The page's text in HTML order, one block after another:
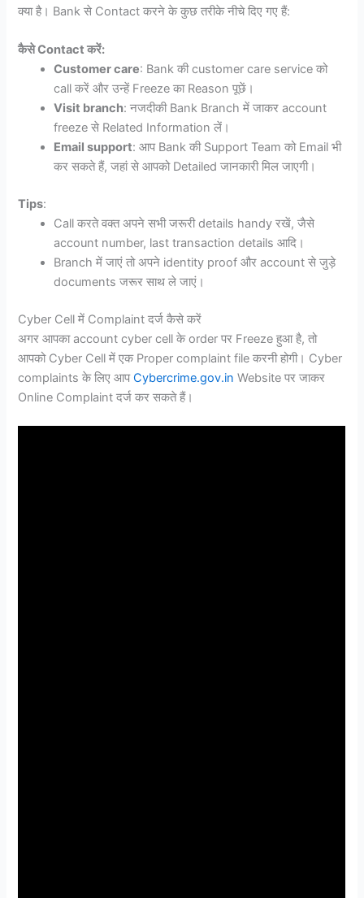
क्या है। Bank से Contact करने के कुछ तरीके नीचे दिए गए हैं:
कैसे Contact करें:
Customer care: Bank की customer care service को
call करें और उन्हें Freeze का Reason पूछें।
Visit branch: नजदीकी Bank Branch में जाकर account
freeze से Related Information लें।
Email support: आप Bank की Support Team को Email भी
कर सकते हैं, जहां से आपको Detailed जानकारी मिल जाएगी।
Tips:
Call करते वक्त अपने सभी जरूरी details handy रखें, जैसे
account number, last transaction details आदि।
Branch में जाएं तो अपने identity proof और account से जुड़े
documents जरूर साथ ले जाएं।
Cyber Cell में Complaint दर्ज कैसे करें
अगर आपका account cyber cell के order पर Freeze हुआ है, तो
आपको Cyber Cell में एक Proper complaint file करनी होगी। Cyber
complaints के लिए आप Cybercrime.gov.in Website पर जाकर
Online Complaint दर्ज कर सकते हैं।